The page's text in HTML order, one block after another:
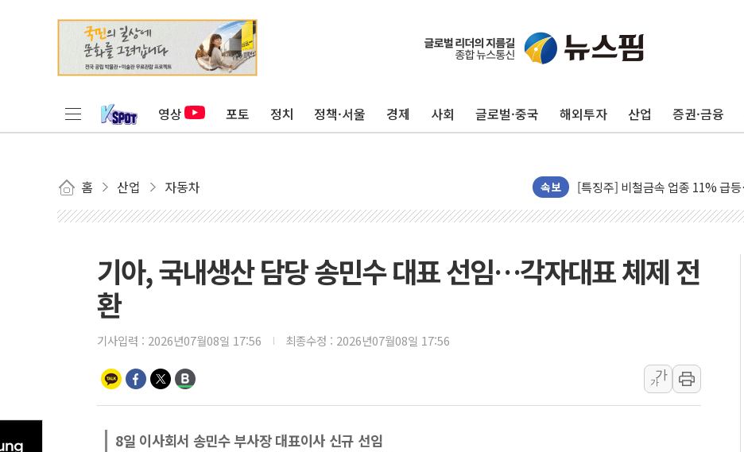
영상 포토 정치 정책·서울 경제 사회 글로벌·중국 해외투자 산업 증권·금융
홈 산업 자동차 속보
현대리바트, '2026 코리아빌드
[K메이커] 코셔에서 할랄까지…
흥국자산운용, 코스닥 성장주 담
외국인 돌아왔지만 …'삼전·하이
미래에셋자산운용 "변동성 커진
반도체 대형주 급락에 코스피
LGU+, 국내 IDaaS 최초 클라우드
환율 100원 빠지면 현대차 영업익
기아, 국내생산 담당 송민수 대표 선임…각자대표 체제 전
환
기사입력 : 2026년07월08일 17:56 최종수정 : 2026년07월08일 17:56
가
가
8일 이사회서 송민수 부사장 대표이사 신규 선임